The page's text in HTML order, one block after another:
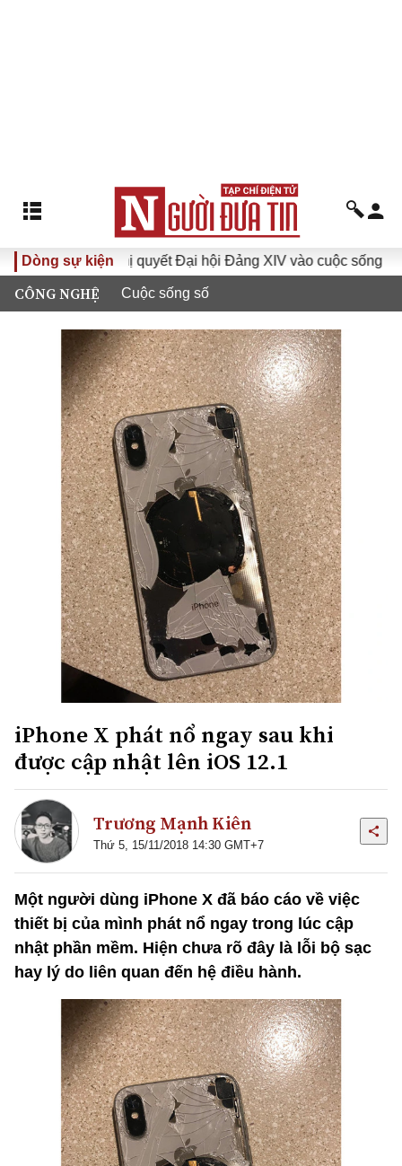
Dòng sự kiện
Đưa Nghị quyết Đại hội Đảng XIV vào cuộc sống
CÔNG NGHỆ Cuộc sống số
iPhone X phát nổ ngay sau khi
được cập nhật lên iOS 12.1
Trương Mạnh Kiên
Thứ 5, 15/11/2018 14:30 GMT+7
Một người dùng iPhone X đã báo cáo về việc
thiết bị của mình phát nổ ngay trong lúc cập
nhật phần mềm. Hiện chưa rõ đây là lỗi bộ sạc
hay lý do liên quan đến hệ điều hành.